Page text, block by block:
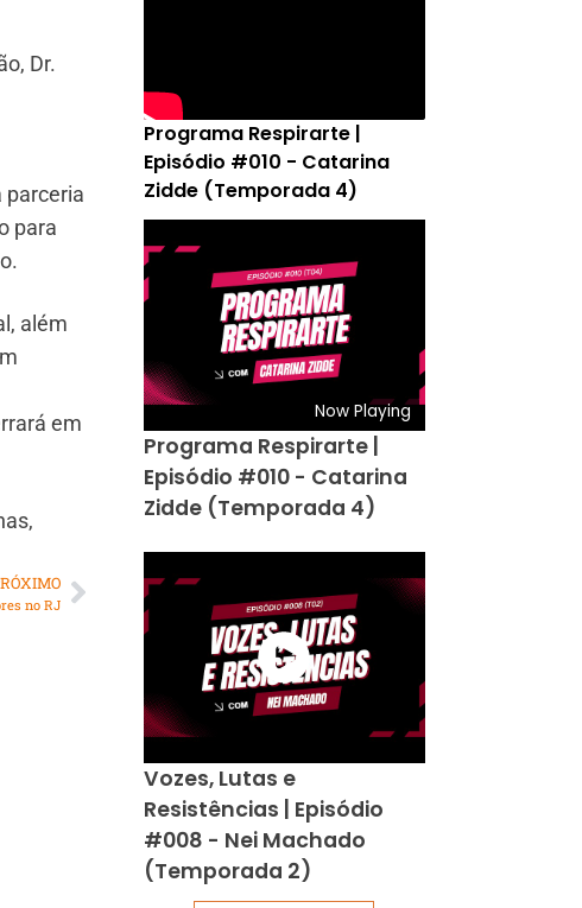
Dr.
parceria
para
além
em
no RJ
Programa Respirarte |
Episódio #010 - Catarina
Zidde (Temporada 4)
Now Playing
Programa Respirarte |
Episódio #010 - Catarina
Zidde (Temporada 4)
Vozes, Lutas e
Resistências | Episódio
#008 - Nei Machado
(Temporada 2)